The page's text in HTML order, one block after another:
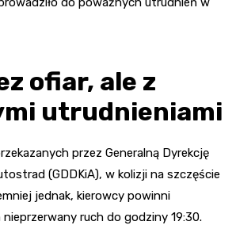
ofiar, ale z
utrudnieniami
przez Generalną Dyrekcję
(GDDKiA), w kolizji na szczęście
jednak, kierowcy powinni
ruch do godziny 19:30.